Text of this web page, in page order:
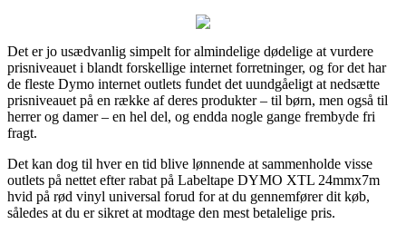
Det er jo usædvanlig simpelt for almindelige dødelige at vurdere
prisniveauet i blandt forskellige internet forretninger, og for det har
de fleste Dymo internet outlets fundet det uundgåeligt at nedsætte
prisniveauet på en række af deres produkter – til børn, men også til
herrer og damer – en hel del, og endda nogle gange frembyde fri
fragt.
Det kan dog til hver en tid blive lønnende at sammenholde visse
outlets på nettet efter rabat på Labeltape DYMO XTL 24mmx7m
hvid på rød vinyl universal forud for at du gennemfører dit køb,
således at du er sikret at modtage den mest betalelige pris.